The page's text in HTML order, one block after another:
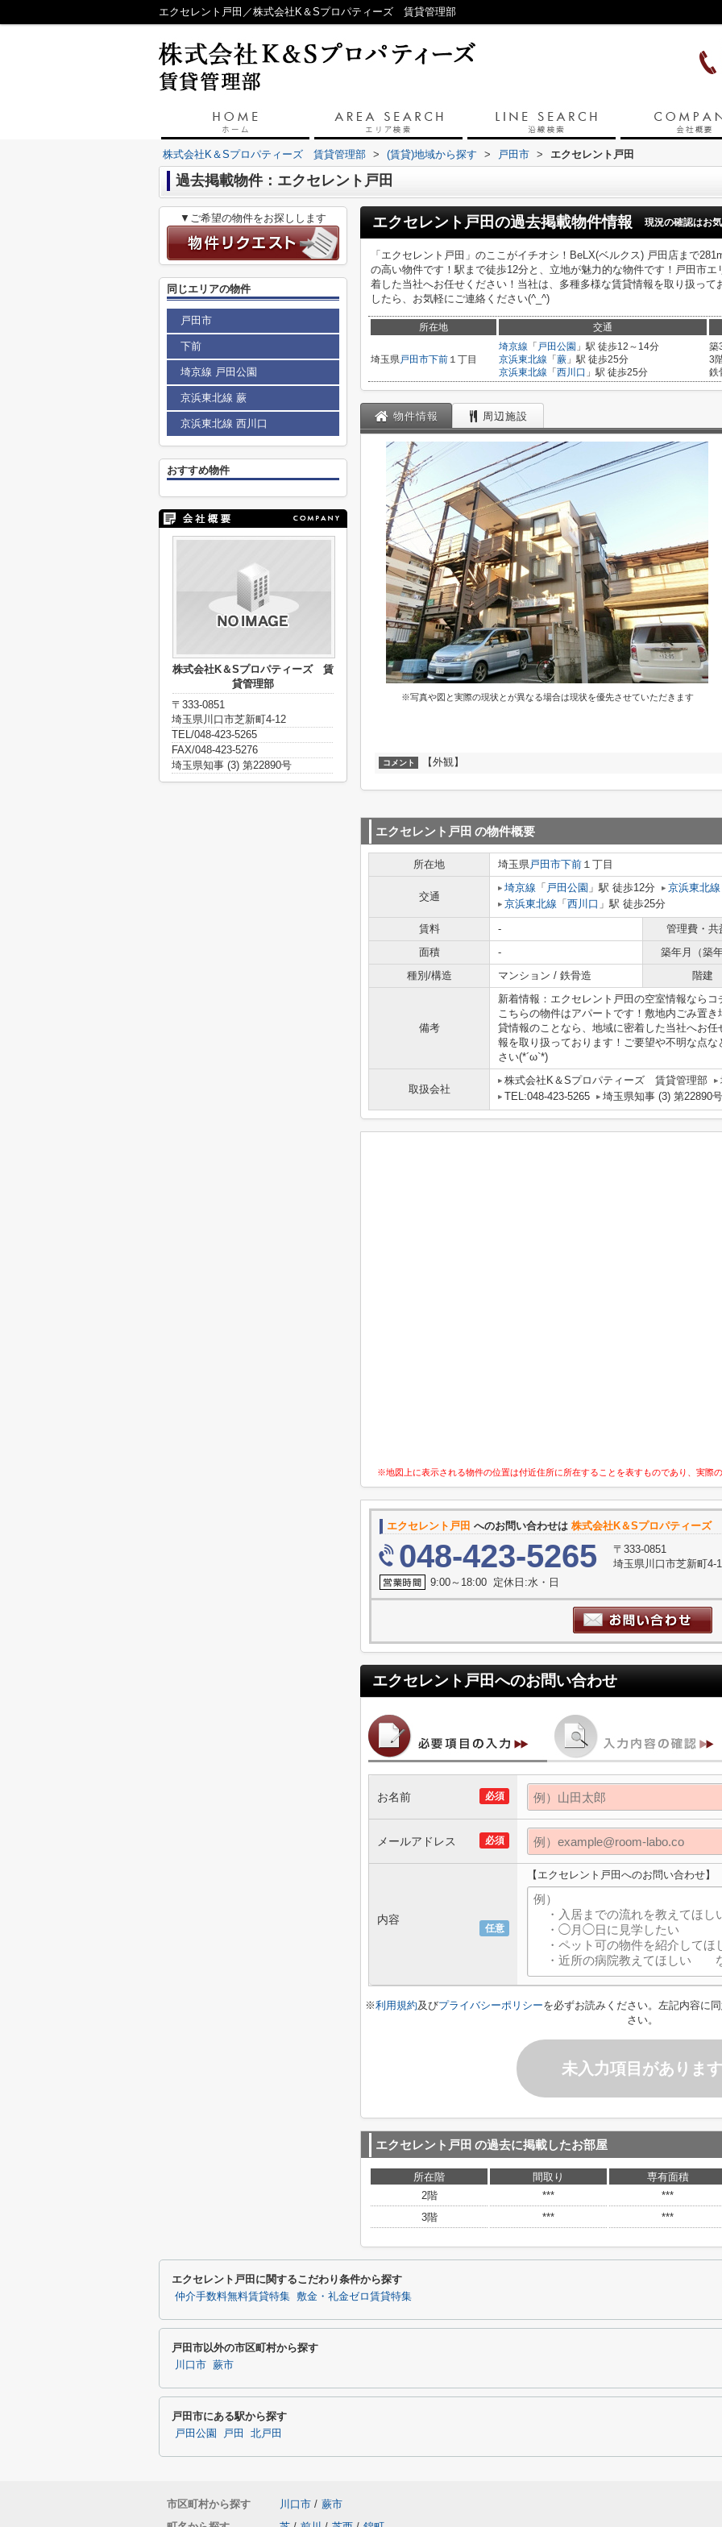
エクセレント戸田／株式会社K＆Sプロパティーズ 賃貸管理部
株式会社K＆Sプロパティーズ 賃貸管理部 > (賃貸)地域から探す > 戸田市 > エクセレント戸田
過去掲載物件：エクセレント戸田
エクセレント戸田の過去掲載物件情報 現況の確認はお
「エクセレント戸田」のここがイチオシ！BeLX(ベルクス) 戸田店まで
の高い物件です！駅まで徒歩12分と、立地が魅力的な物件です！戸田市
着した当社へお任せください！当社は、多種多様な賃貸情報を取り扱っ
したら、お気軽にご連絡ください(^_^)
所在地 交通
埼玉県戸田市下前 １丁目
埼京線 「 戸田公園 」駅 徒歩12～14分
京浜東北線 「 蕨 」駅 徒歩25分
京浜東北線 「 西川口 」駅 徒歩25分
築
3
鉄
物件情報 周辺施設
※写真や図と実際の現状とが異なる場合は現状を優先させていただきます
コメント 【外観】
エクセレント戸田 の物件概要
所在地 埼玉県戸田市下前 １丁目
交通
埼京線 「 戸田公園 」駅 徒歩12分 京浜東北線
京浜東北線 「 西川口 」駅 徒歩25分
賃料 -
管理費・共
面積
-
築年月（築
種別/構造
マンション / 鉄骨造 階建
備考
新着情報：エクセレント戸田の空室情報なら
こちらの物件はアパートです！敷地内ごみ置
貸情報のことなら、地域に密着した当社へお
報を取り扱っております！ご要望や不明な点
さい(*´ω`*)
取扱会社
株式会社K＆Sプロパティーズ 賃貸管理部
TEL:048-423-5265
埼玉県知事 (3) 第22890号
※地図上に表示される物件の位置は付近住所に所在することを表すものであり、実際
エクセレント戸田 へのお問い合わせは 株式会社K＆Sプロパティーズ
048-423-5265
〒333-0851
埼玉県川口市芝新町4-
9:00～18:00 定休日:水・日
エクセレント戸田へのお問い合わせ
必須
お名前
必須
メールアドレス
任意
内容
【エクセレント戸田へのお問い合わせ】
※利用規約及びプライバシーポリシーを必ずお読みください。左記内容に
さい。
未入力項目があります
エクセレント戸田 の過去に掲載したお部屋
所在階 間取り
専有面積
2階
***
***
3階
*** ***
▼ご希望の物件をお探しします
同じエリアの物件
戸田市
下前
埼京線 戸田公園
京浜東北線 蕨
京浜東北線 西川口
おすすめ物件
株式会社K＆Sプロパティーズ 賃
貸管理部
〒333-0851
埼玉県川口市芝新町4-12
TEL/048-423-5265
FAX/048-423-5276
埼玉県知事 (3) 第22890号
エクセレント戸田に関するこだわり条件から探す
仲介手数料無料賃貸特集 敷金・礼金ゼロ賃貸特集
戸田市以外の市区町村から探す
川口市 蕨市
戸田市にある駅から探す
戸田公園 戸田 北戸田
市区町村から探す 川口市 / 蕨市